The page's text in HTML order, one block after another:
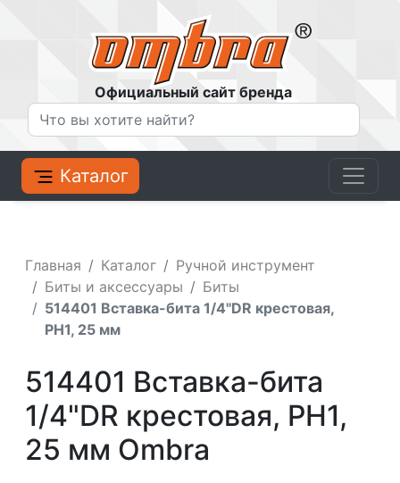
Официальный сайт бренда
Каталог
Главная Каталог
Ручной инструмент
Биты и аксессуары
Биты
514401 Вставка-бита 1/4"DR крестовая,
РН1, 25 мм
514401 Вставка-бита
1/4"DR крестовая, РН1,
25 мм Ombra